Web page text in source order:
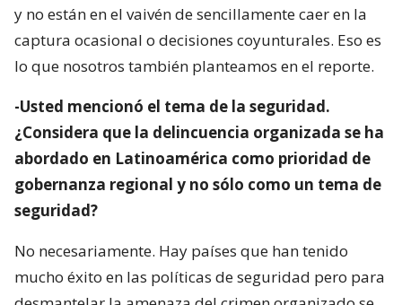
y no están en el vaivén de sencillamente caer en la
captura ocasional o decisiones coyunturales. Eso es
lo que nosotros también planteamos en el reporte.
-Usted mencionó el tema de la seguridad.
¿Considera que la delincuencia organizada se ha
abordado en Latinoamérica como prioridad de
gobernanza regional y no sólo como un tema de
seguridad?
No necesariamente. Hay países que han tenido
mucho éxito en las políticas de seguridad pero para